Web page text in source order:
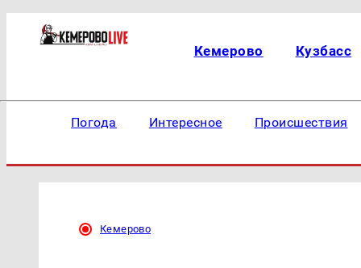
Кемерово Кузбасс
Погода Интересное Происшествия
Кемерово